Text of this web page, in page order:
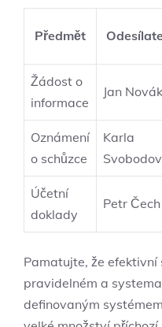
Předmět
Žádost o
informace
Jan Novák
Oznámení
o schůzce
Karla
Účetní
doklady
Petr Čech
Pamatujte, že
pravidelném a
definovaným